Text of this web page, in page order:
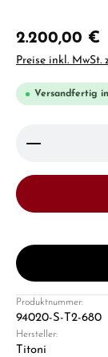
2.200,00 €
Preise inkl. MwSt.
Versandfertig
Produkt
Produktnummer:
94020-S-T2-680
Hersteller:
Titoni